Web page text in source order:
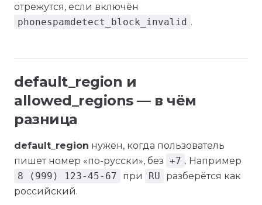
отрежутся, если включён
phonespamdetect_block_invalid .
default_region и
allowed_regions — в чём
разница
default_region нужен, когда пользователь
пишет номер «по-русски», без +7 . Например
8 (999) 123-45-67
при RU
разберётся как
российский.